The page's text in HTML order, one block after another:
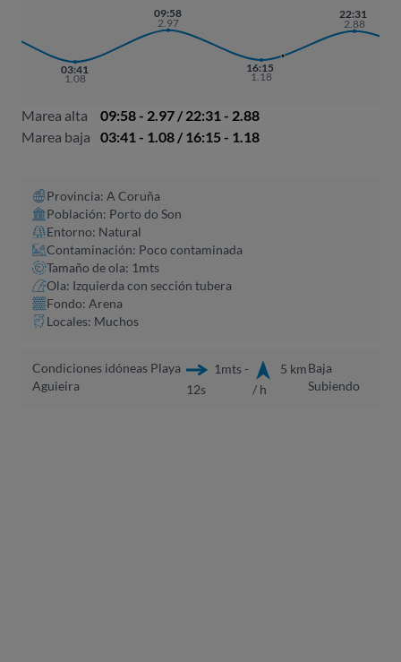
03:41
1.08
09:58
2.97
16:15
1.18
22:31
2.88
Marea alta
09:58 - 2.97 / 22:31 - 2.88
Marea baja
03:41 - 1.08 / 16:15 - 1.18
Provincia: A Coruña​
Población: Porto do Son
Entorno: Natural
Contaminación: Poco contaminada
Tamaño de ola: 1mts
Ola: Izquierda con sección tubera
Fondo: Arena
Locales: Muchos
Condiciones idóneas Playa
Aguieira
1mts -
12s
5 km
/ h
Baja
Subiendo